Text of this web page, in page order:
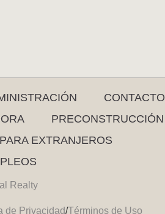
CONTACTO
PRECONSTRUCCIÓN
PARA EXTRANJEROS
Realty
de Privacidad/Términos de Uso